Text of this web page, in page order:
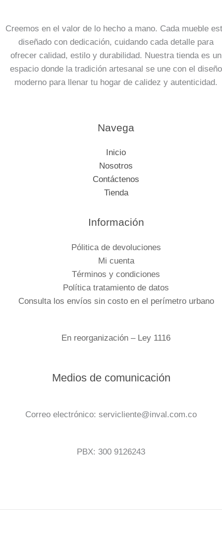
Creemos en el valor de lo hecho a mano. Cada mueble
diseñado con dedicación, cuidando cada detalle para
ofrecer calidad, estilo y durabilidad. Nuestra tienda es un
espacio donde la tradición artesanal se une con el diseño
moderno para llenar tu hogar de calidez y autenticidad.
Navega
Inicio
Nosotros
Contáctenos
Tienda
Información
Pólitica de devoluciones
Mi cuenta
Términos y condiciones
Política tratamiento de datos
Consulta los envíos sin costo en el perímetro urbano
En reorganización – Ley 1116
Medios de comunicación
Correo electrónico: servicliente@inval.com.co
PBX: 300 9126243